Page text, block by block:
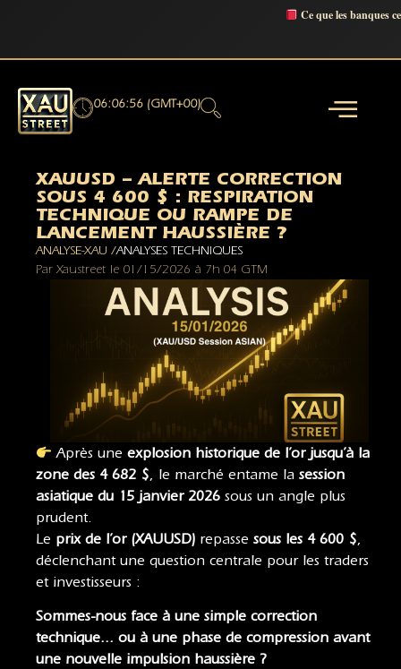
Ce que les banques
06:06:57 (GMT+00)
XAUUSD – ALERTE CORRECTION
SOUS 4 600 $ : RESPIRATION
TECHNIQUE OU RAMPE DE
LANCEMENT HAUSSIÈRE ?
ANALYSE-XAU /ANALYSES TECHNIQUES
Par Xaustreet le 01/15/2026 à 7h 04 GTM
Après uneexplosion historique de l’or jusqu’à la
zone des 4 682 $, le marché entame la session
asiatique du 15 janvier 2026 sous un angle plus
prudent.
Le prix de l’or (XAUUSD) repasse sous les 4 600 $,
déclenchant une question centrale pour les traders
et investisseurs :
Sommes-nous face à une simple correction
technique… ou à une phase de compression avant
une nouvelle impulsion haussière ?